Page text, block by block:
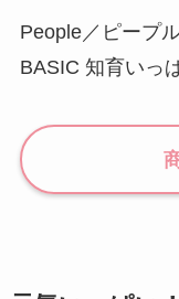
People／ピープ
BASIC 知育いっ